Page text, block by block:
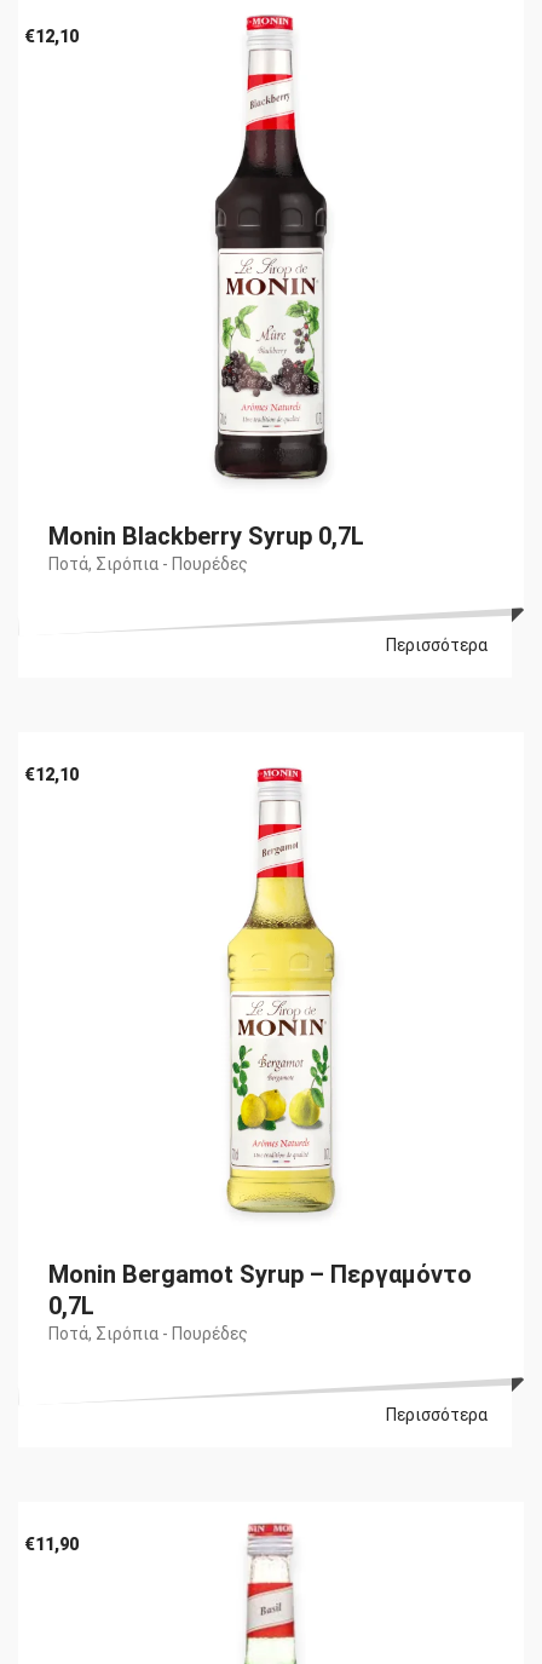
€12,10
Monin Blackberry Syrup 0,7L
Ποτά, Σιρόπια - Πουρέδες
Περισσότερα
€12,10
Monin Bergamot Syrup – Περγαμόντο
0,7L
Ποτά, Σιρόπια - Πουρέδες
Περισσότερα
€11,90